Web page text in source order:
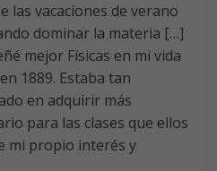
las vacaciones de verano
dominar la materia […]
mejor Físicas en mi vida
1889. Estaba tan
en adquirir más
para las clases que ellos
mi propio interés y